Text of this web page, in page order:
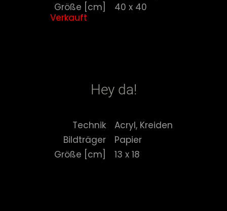
Größe [cm]
40 x 40
Verkauft
Hey da!
Technik
Acryl, Kreiden
Bildträger
Papier
Größe [cm]
13 x 18